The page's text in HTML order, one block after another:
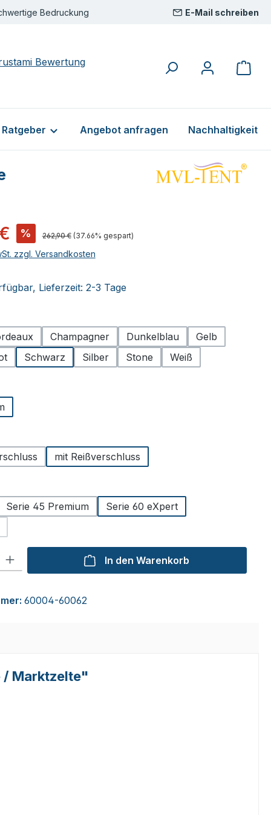
Bedruckung E-Mail schreiben
Angebot anfragen Nachhaltigkeit
% Regulärer Preis:
262,90 € (37.66% gespart)
zzgl. Versandkosten
Lieferzeit: 2-3 Tage
Champagner Dunkelblau
Gelb
Schwarz Silber Stone Weiß
mit Reißverschluss
Serie 45 Premium
Serie 60 eXpert
ist zurzeit nicht verfügbar.)
Gib den gewünschten Wert ein oder benutze die Schaltflächen
In den Warenkorb
60004-60062
/ Marktzelte"